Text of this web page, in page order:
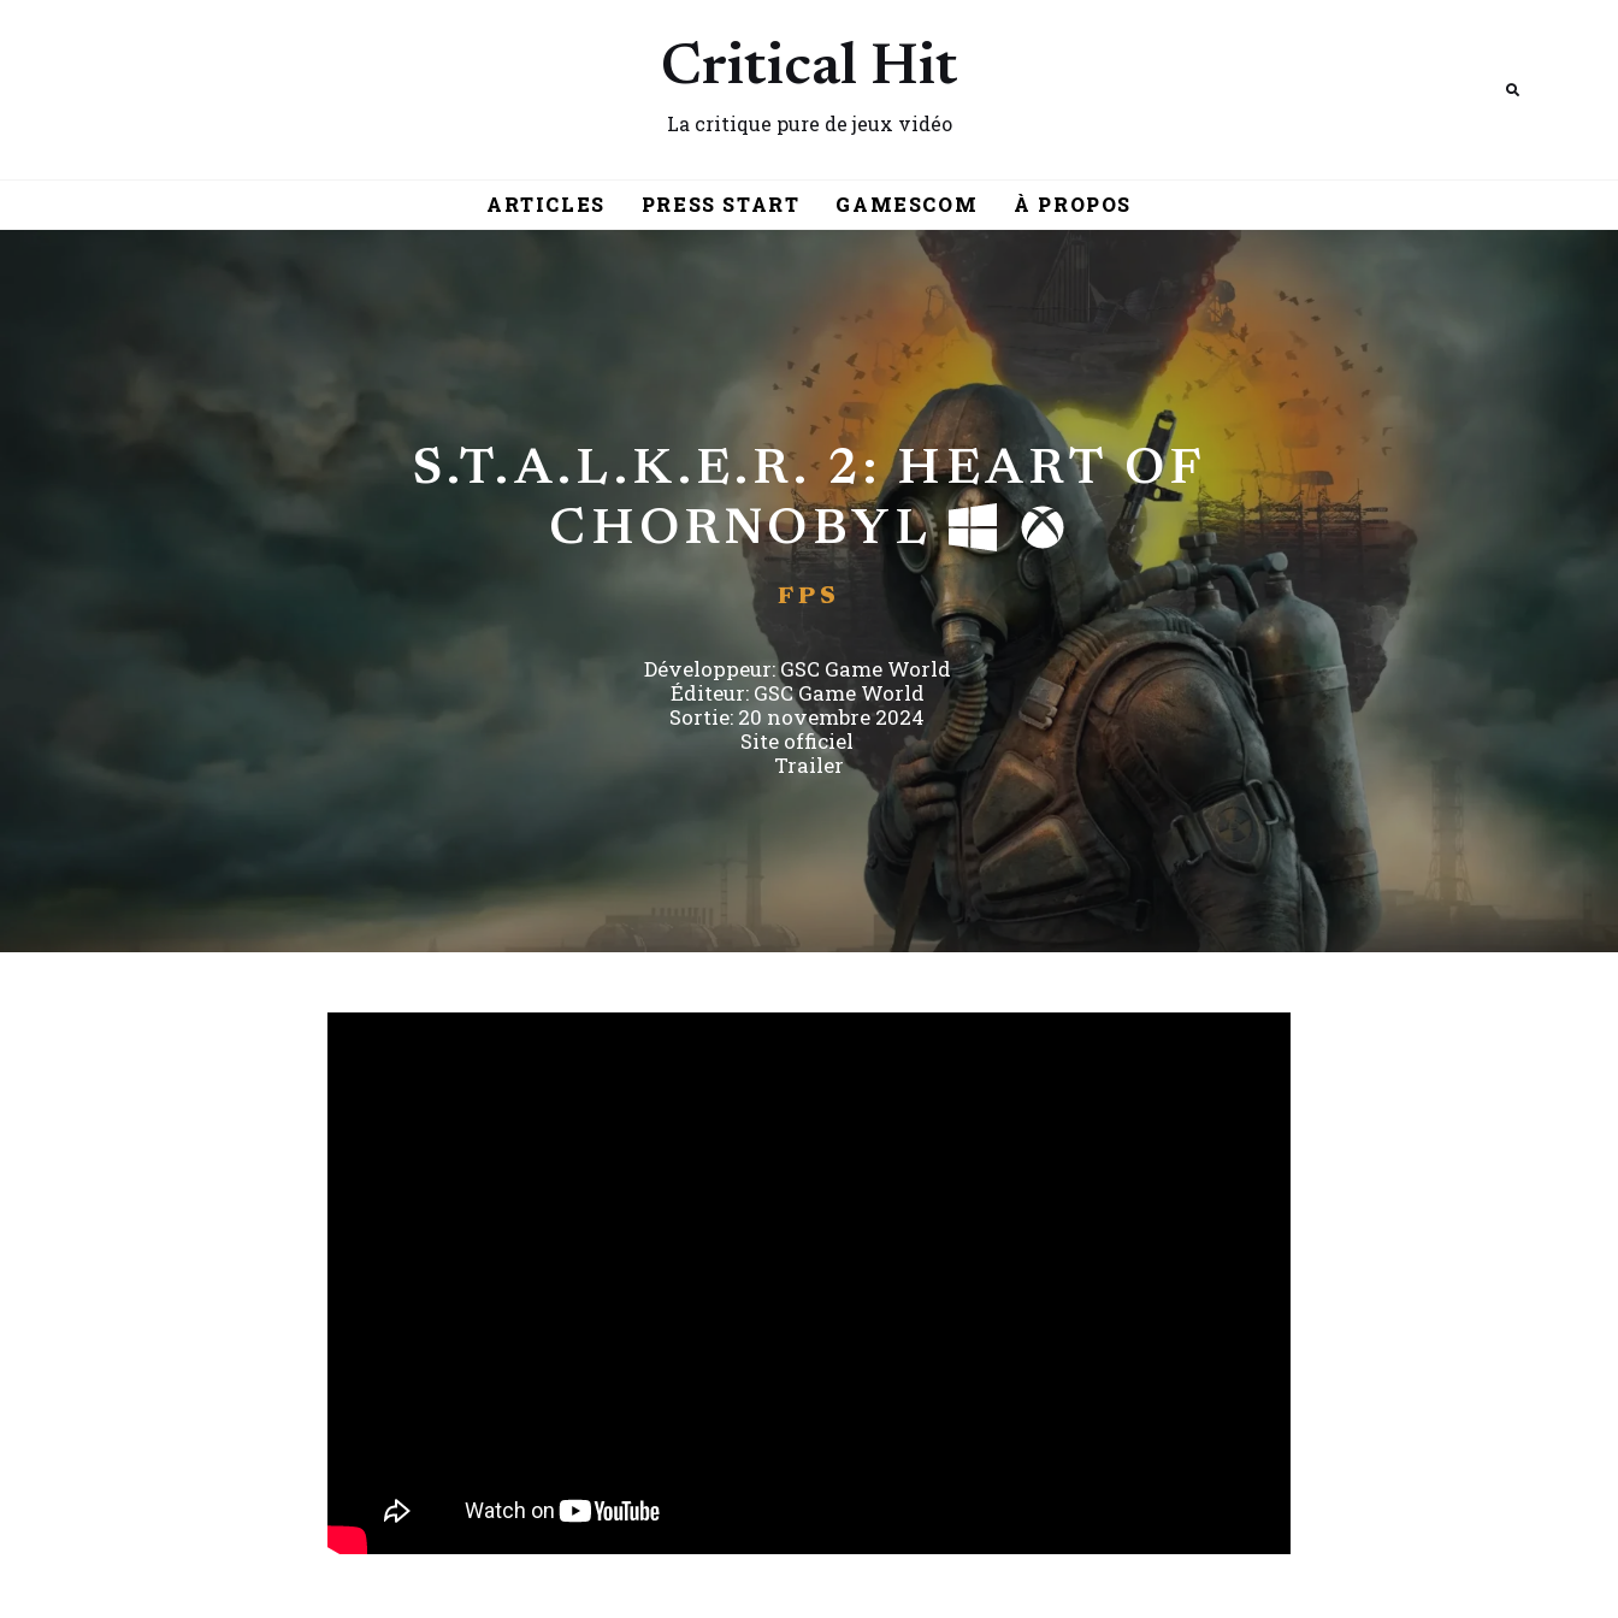
Critical Hit
La critique pure de jeux vidéo
ARTICLES PRESS START GAMESCOM À PROPOS
S.T.A.L.K.E.R. 2: HEART OF
CHORNOBYL
FPS
Développeur:GSC Game World
Éditeur: GSC Game World
Sortie: 20 novembre 2024
Site officiel
Trailer